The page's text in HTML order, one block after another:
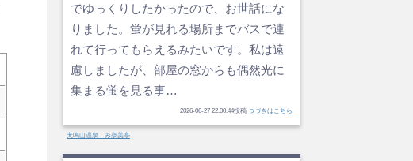
でゆっくりしたかったので、お世話にな
りました。蛍が見れる場所までバスで連
れて行ってもらえるみたいです。私は遠
慮しましたが、部屋の窓からも偶然光に
集まる蛍を見る事…
2026-06-27 22:00:44投稿 つづきはこちら
犬鳴山温泉 み奈美亭